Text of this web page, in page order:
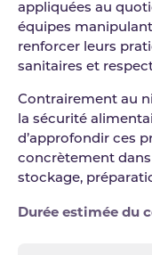
appliquées au
équipes
renforcer leurs
sanitaires et
Contrairement au
la sécurité
d’approfondir ces
concrètement
stockage,
Durée estimée du